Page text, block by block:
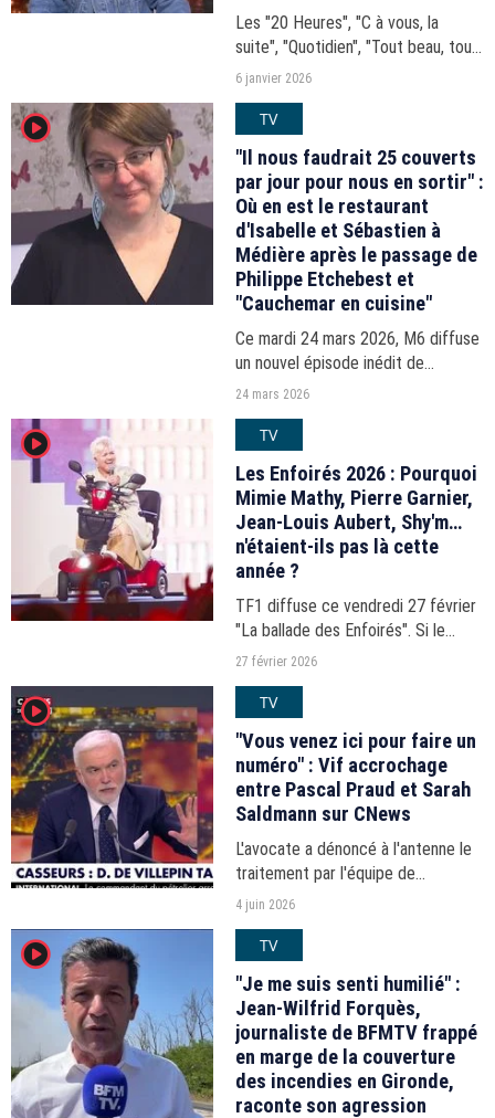
Les "20 Heures", "C à vous, la
suite", "Quotidien", "Tout beau, tout
n9uf"... Les audiences du 20h-21h
6 janvier 2026
player2 TV
"Il nous faudrait 25 couverts
par jour pour nous en sortir" :
Où en est le restaurant
d'Isabelle et Sébastien à
Médière après le passage de
Philippe Etchebest et
"Cauchemar en cuisine"
Ce mardi 24 mars 2026, M6 diffuse
un nouvel épisode inédit de
"Cauchemar en cuisine". Cette fois,
Médière, dans le Doubs, pour venir
en aide à Isabelle...
24 mars 2026
player2 TV
Les Enfoirés 2026 : Pourquoi
Mimie Mathy, Pierre Garnier,
Jean-Louis Aubert, Shy'm…
n'étaient-ils pas là cette
année ?
TF1 diffuse ce vendredi 27 février
"La ballade des Enfoirés". Si le
concert caritatif pour les Restos
participation de 55 artistes,
certains n'ont pas pu...
27 février 2026
player2 TV
"Vous venez ici pour faire un
numéro" : Vif accrochage
entre Pascal Praud et Sarah
Saldmann sur CNews
L'avocate a dénoncé à l'antenne le
traitement par l'équipe de
l'émission de CNews des violences
du PSG, le 30 mai.
4 juin 2026
player2 TV
"Je me suis senti humilié" :
Jean-Wilfrid Forquès,
journaliste de BFMTV frappé
en marge de la couverture
des incendies en Gironde,
raconte son agression